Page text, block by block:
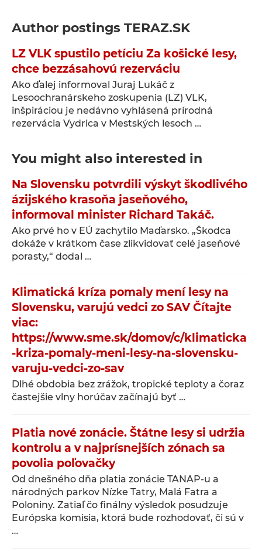
Author postings TERAZ.SK
LZ VLK spustilo petíciu Za košické lesy,
chce bezzásahovú rezerváciu
Ako ďalej informoval Juraj Lukáč z
Lesoochranárskeho zoskupenia (LZ) VLK,
inšpiráciou je nedávno vyhlásená prírodná
rezervácia Vydrica v Mestských lesoch …
You might also interested in
Na Slovensku potvrdili výskyt škodlivého
ázijského krasoňa jaseňového,
informoval minister Richard Takáč.
Ako prvé ho v EÚ zachytilo Maďarsko. „Škodca
dokáže v krátkom čase zlikvidovať celé jaseňové
porasty,“ dodal …
Klimatická kríza pomaly mení lesy na
Slovensku, varujú vedci zo SAV Čítajte
viac:
https://www.sme.sk/domov/c/klimaticka
-kriza-pomaly-meni-lesy-na-slovensku-
varuju-vedci-zo-sav
Dlhé obdobia bez zrážok, tropické teploty a čoraz
častejšie vlny horúčav začínajú byť …
Platia nové zonácie. Štátne lesy si udržia
kontrolu a v najprísnejších zónach sa
povolia poľovačky
Od dnešného dňa platia zonácie TANAP-u a
národných parkov Nízke Tatry, Malá Fatra a
Poloniny. Zatiaľ čo finálny výsledok posudzuje
Európska komisia, ktorá bude rozhodovať, či sú v
…